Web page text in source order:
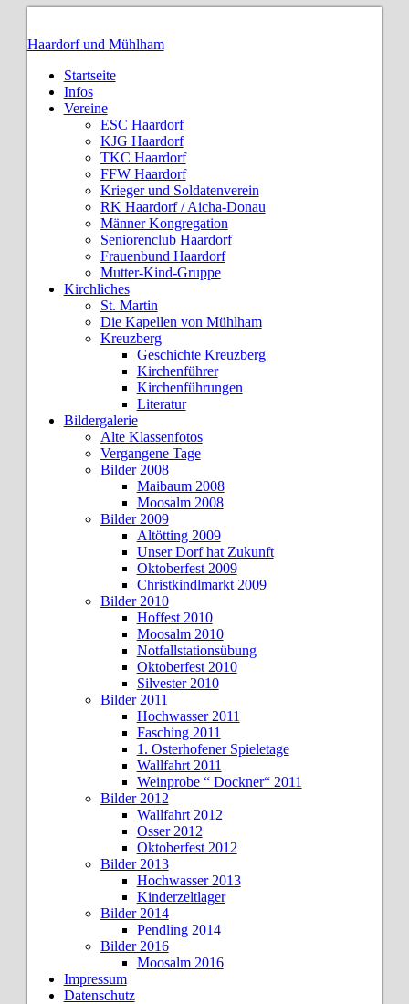
Haardorf und Mühlham
Startseite
Infos
Vereine
ESC Haardorf
KJG Haardorf
TKC Haardorf
FFW Haardorf
Krieger und Soldatenverein
RK Haardorf / Aicha-Donau
Männer Kongregation
Seniorenclub Haardorf
Frauenbund Haardorf
Mutter-Kind-Gruppe
Kirchliches
St. Martin
Die Kapellen von Mühlham
Kreuzberg
Geschichte Kreuzberg
Kirchenführer
Kirchenführungen
Literatur
Bildergalerie
Alte Klassenfotos
Vergangene Tage
Bilder 2008
Maibaum 2008
Moosalm 2008
Bilder 2009
Altötting 2009
Unser Dorf hat Zukunft
Oktoberfest 2009
Christkindlmarkt 2009
Bilder 2010
Hoffest 2010
Moosalm 2010
Notfallstationsübung
Oktoberfest 2010
Silvester 2010
Bilder 2011
Hochwasser 2011
Fasching 2011
1. Osterhofener Spieletage
Wallfahrt 2011
Weinprobe “ Dockner“ 2011
Bilder 2012
Wallfahrt 2012
Osser 2012
Oktoberfest 2012
Bilder 2013
Hochwasser 2013
Kinderzeltlager
Bilder 2014
Pendling 2014
Bilder 2016
Moosalm 2016
Impressum
Datenschutz